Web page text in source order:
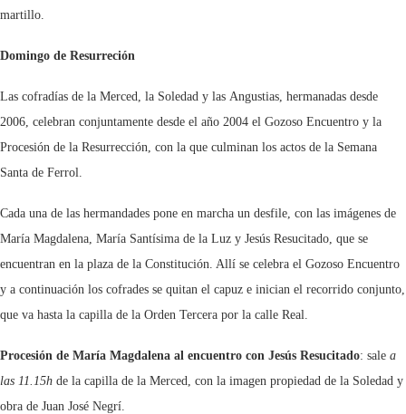
martillo.
Domingo de Resurreción
Las cofradías de la Merced, la Soledad y las Angustias, hermanadas desde
2006, celebran conjuntamente desde el año 2004 el Gozoso Encuentro y la
Procesión de la Resurrección, con la que culminan los actos de la Semana
Santa de Ferrol.
Cada una de las hermandades pone en marcha un desfile, con las imágenes de
María Magdalena, María Santísima de la Luz y Jesús Resucitado, que se
encuentran en la plaza de la Constitución. Allí se celebra el Gozoso Encuentro
y a continuación los cofrades se quitan el capuz e inician el recorrido conjunto,
que va hasta la capilla de la Orden Tercera por la calle Real.
Procesión de María Magdalena al encuentro con Jesús Resucitado: sale a
las 11.15h de la capilla de la Merced, con la imagen propiedad de la Soledad y
obra de Juan José Negrí.